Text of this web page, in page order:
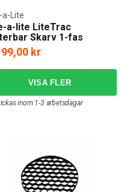
a-lite LiteTrac
Skarv 1-fas
a-Lite
kr
inom 1-3 arbetsdagar